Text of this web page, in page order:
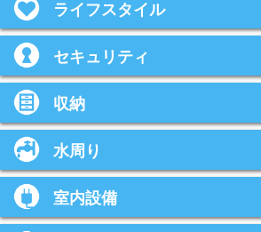
ライフスタイル
セキュリティ
収納
水周り
室内設備